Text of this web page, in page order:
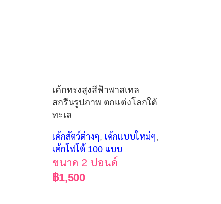
เค้กทรงสูงสีฟ้าพาสเทล
สกรีนรูปภาพ ตกแต่งโลกใต้
ทะเล
เค้กสัตว์ต่างๆ, เค้กแบบใหม่ๆ,
เค้กโฟโต้ 100 แบบ
ขนาด 2 ปอนด์
฿1,500